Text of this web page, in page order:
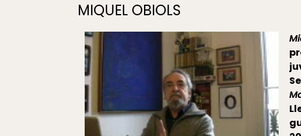
MIQUEL OBIOLS